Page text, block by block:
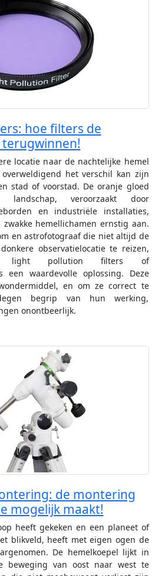
hoe filters de
locatie naar de nachtelijke hemel
het verschil kan zijn
stad of voorstad. De oranje gloed
veroorzaakt door
en industriële installaties,
hemellichamen ernstig aan.
en astrofotograaf die niet altijd de
observatielocatie te reizen,
light pollution filters of
een waardevolle oplossing. Deze
en om ze correct te
begrip van hun werking,
onontbeerlijk.
de montering
mogelijk maakt!
heeft gekeken en een planeet of
blikveld, heeft met eigen ogen de
De hemelkoepel lijkt in
beweging van oost naar west te